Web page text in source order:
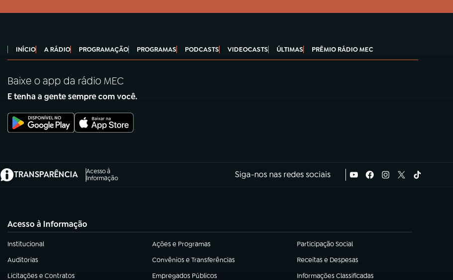
INÍCIO A RÁDIO PROGRAMAÇÃO PROGRAMAS PODCASTS VIDEOCASTS ÚLTIMAS PRÊMIO RÁDIO MEC
Baixe o app da rádio MEC
E tenha a gente sempre com você.
TRANSPARÊNCIA
Acesso à
Informação
(abre em nova aba) Siga-nos nas redes sociais
Acesso à Informação
Institucional
(abre em nova aba) Ações e Programas
(abre em nova aba) Participação Social
(abre em nova aba)
Auditorias
(abre em nova aba) Convênios e Transferências
(abre em nova aba) Receitas e Despesas
(abre em nova aba)
Licitações e Contratos
Empregados Públicos Informações Classificadas